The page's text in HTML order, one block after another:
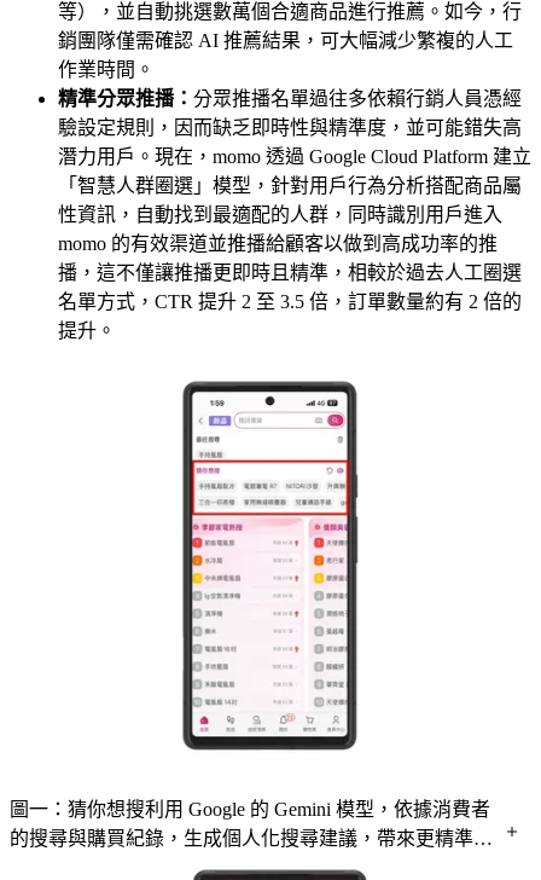
等），並自動挑選數萬個合適商品進行推薦。如今，行
銷團隊僅需確認 AI 推薦結果，可大幅減少繁複的人工
作業時間。
精準分眾推播： 分眾推播名單過往多依賴行銷人員憑經
驗設定規則，因而缺乏即時性與精準度，並可能錯失高
潛力用戶。現在，momo 透過 Google Cloud Platform 建立
「智慧人群圈選」模型，針對用戶行為分析搭配商品屬
性資訊，自動找到最適配的人群，同時識別用戶進入
momo 的有效渠道並推播給顧客以做到高成功率的推
播，這不僅讓推播更即時且精準，相較於過去人工圈選
名單方式，CTR 提升 2 至 3.5 倍，訂單數量約有 2 倍的
提升。
圖一：猜你想搜利用 Google 的 Gemini 模型，依據消費者
的搜尋與購買紀錄，生成個人化搜尋建議，帶來更精準、
貼近需求的購物體驗。